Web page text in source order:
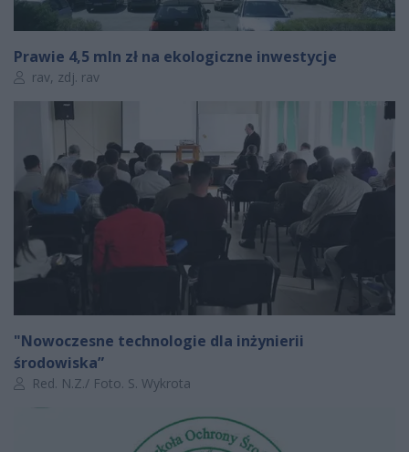
Prawie 4,5 mln zł na ekologiczne inwestycje
Autor artykułu:
rav, zdj. rav
"Nowoczesne technologie dla inżynierii
środowiska”
Autor artykułu:
Red. N.Z./ Foto. S. Wykrota